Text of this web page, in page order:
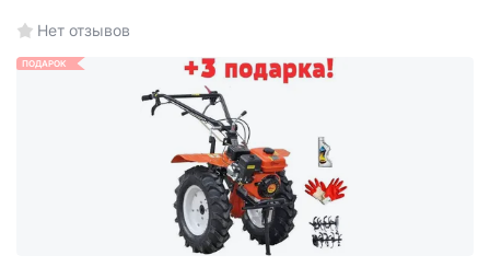
Нет отзывов
ПОДАРОК